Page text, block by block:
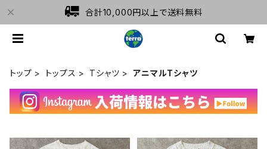
合計10,000円以上で送料無料
トップ トップス Tシャツ アニマルTシャツ